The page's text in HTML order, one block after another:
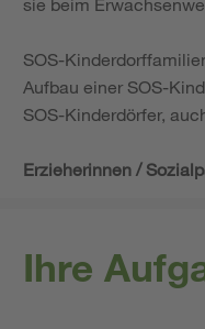
SOS-
Aufbau einer SOS-
SOS-Kinderdörfer,
Erzieherinnen /
Ihre